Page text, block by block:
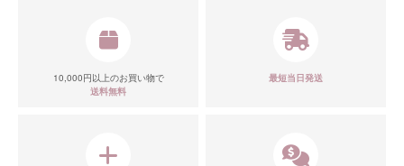
10,000円以上のお買い物で
送料無料
最短当日発送